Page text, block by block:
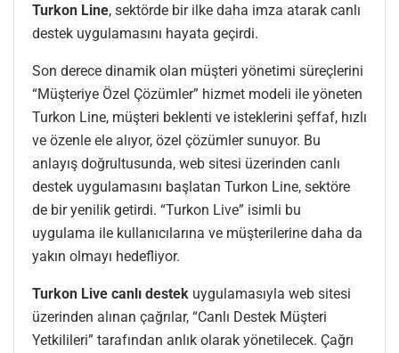
Turkon Line, sektörde bir ilke daha imza atarak canlı
destek uygulamasını hayata geçirdi.
Son derece dinamik olan müşteri yönetimi süreçlerini
“Müşteriye Özel Çözümler” hizmet modeli ile yöneten
Turkon Line, müşteri beklenti ve isteklerini şeffaf, hızlı
ve özenle ele alıyor, özel çözümler sunuyor. Bu
anlayış doğrultusunda, web sitesi üzerinden canlı
destek uygulamasını başlatan Turkon Line, sektöre
de bir yenilik getirdi. “Turkon Live” isimli bu
uygulama ile kullanıcılarına ve müşterilerine daha da
yakın olmayı hedefliyor.
Turkon Live canlı destek uygulamasıyla web sitesi
üzerinden alınan çağrılar, “Canlı Destek Müşteri
Yetkilileri” tarafından anlık olarak yönetilecek. Çağrı